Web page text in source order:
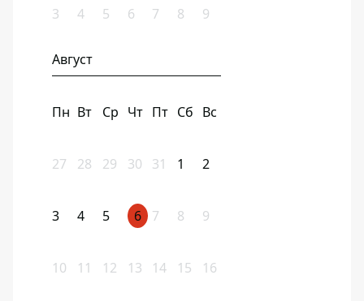
3 4 5 6 7 8 9
Август
Пн Вт Ср Чт Пт Сб Вс
27 28 29 30 31 1 2
3 4 5 6 7 8 9
10 11 12 13 14 15 16